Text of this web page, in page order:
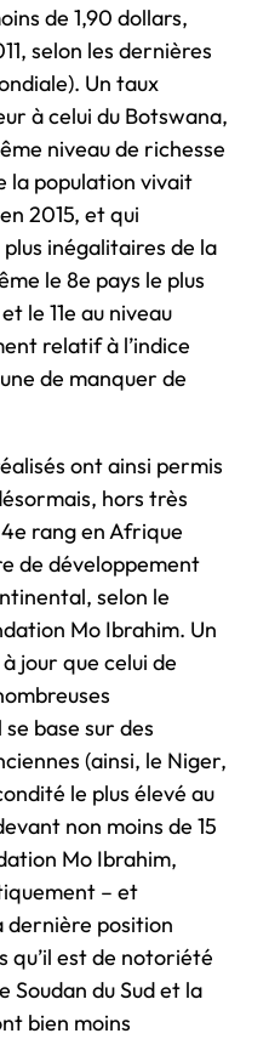
de 1,90 dollars,
selon les dernières
Un taux
à celui du Botswana,
niveau de richesse
la population vivait
2015, et qui
inégalitaires de la
le 8e pays le plus
le 11e au niveau
relatif à l’indice
de manquer de
ont ainsi permis
hors très
rang en Afrique
de développement
selon le
Mo Ibrahim. Un
jour que celui de
base sur des
(ainsi, le Niger,
le plus élevé au
non moins de 15
Mo Ibrahim,
– et
dernière position
qu’il est de notoriété
Soudan du Sud et la
bien moins